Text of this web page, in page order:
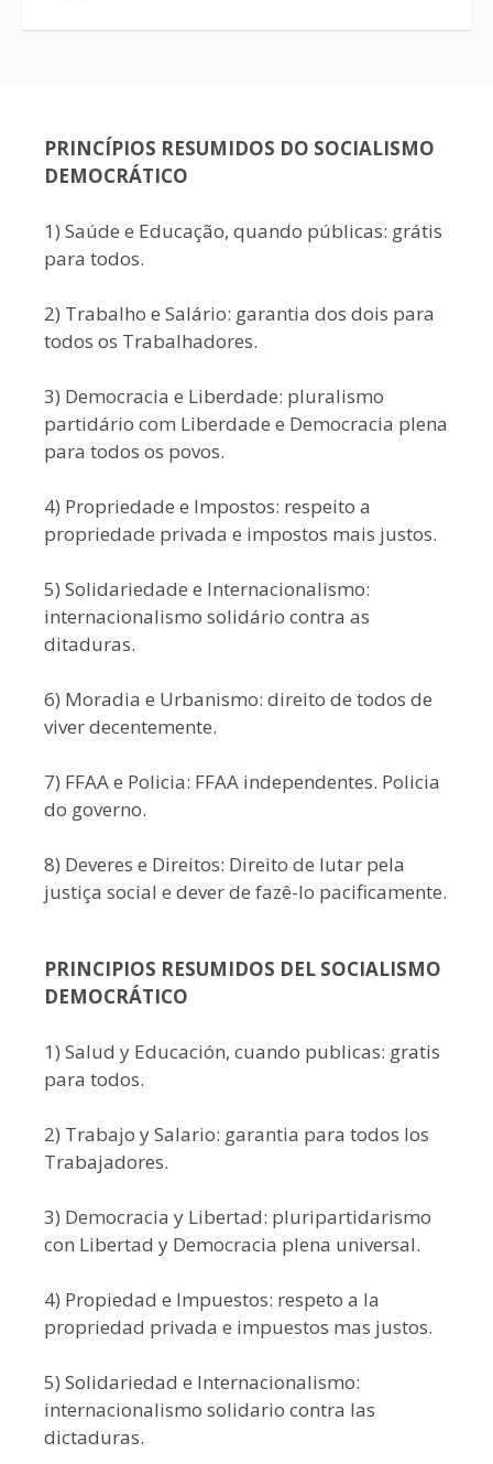
PRINCÍPIOS RESUMIDOS DO SOCIALISMO
DEMOCRÁTICO
1) Saúde e Educação, quando públicas: grátis
para todos.
2) Trabalho e Salário: garantia dos dois para
todos os Trabalhadores.
3) Democracia e Liberdade: pluralismo
partidário com Liberdade e Democracia plena
para todos os povos.
4) Propriedade e Impostos: respeito a
propriedade privada e impostos mais justos.
5) Solidariedade e Internacionalismo:
internacionalismo solidário contra as
ditaduras.
6) Moradia e Urbanismo: direito de todos de
viver decentemente.
7) FFAA e Policia: FFAA independentes. Policia
do governo.
8) Deveres e Direitos: Direito de lutar pela
justiça social e dever de fazê-lo pacificamente.
PRINCIPIOS RESUMIDOS DEL SOCIALISMO
DEMOCRÁTICO
1) Salud y Educación, cuando publicas: gratis
para todos.
2) Trabajo y Salario: garantia para todos los
Trabajadores.
3) Democracia y Libertad: pluripartidarismo
con Libertad y Democracia plena universal.
4) Propiedad e Impuestos: respeto a la
propriedad privada e impuestos mas justos.
5) Solidariedad e Internacionalismo:
internacionalismo solidario contra las
dictaduras.